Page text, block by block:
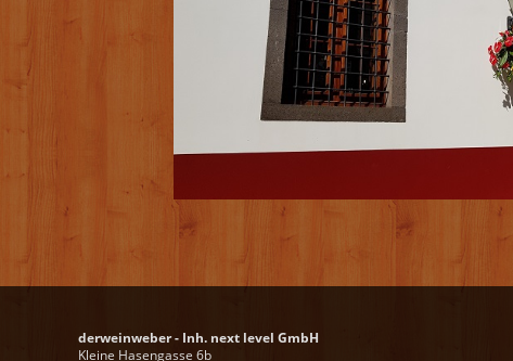
derweinweber - Inh. next level GmbH
Kleine Hasengasse 6b